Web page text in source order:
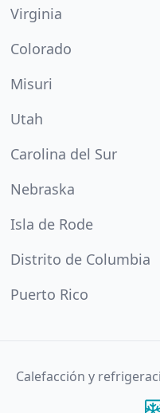
Virginia
Colorado
Misuri
Utah
Carolina del Sur
Nebraska
Isla de Rode
Distrito de Columbia
Puerto Rico
Calefacción y